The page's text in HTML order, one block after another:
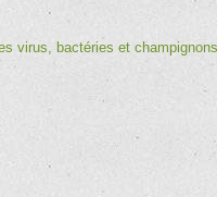
virus, bactéries et champignons